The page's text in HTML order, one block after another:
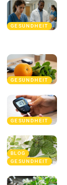
GESUNDHEIT
GESUNDHEIT
GESUNDHEIT
BLOG
GESUNDHEIT